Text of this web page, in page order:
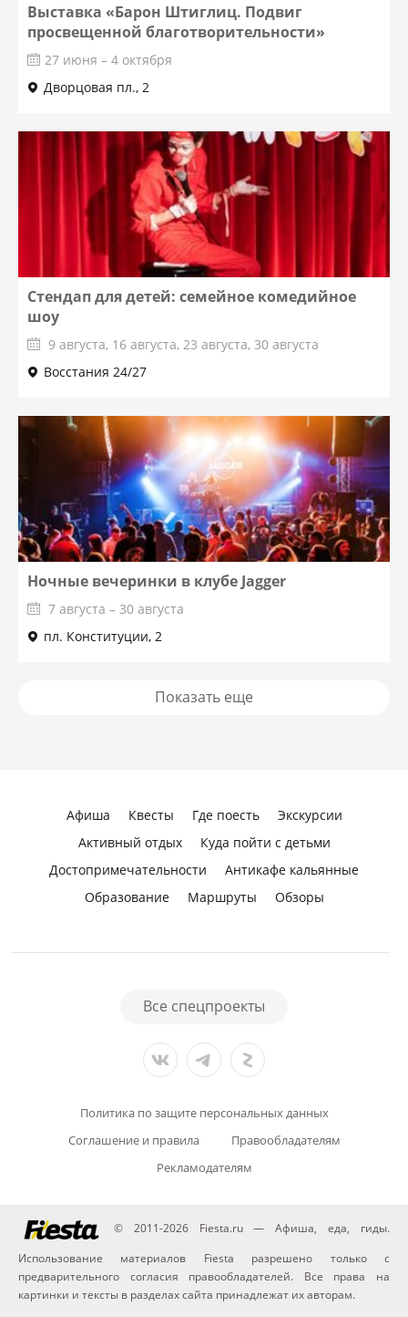
Выставка «Барон Штиглиц. Подвиг
просвещенной благотворительности»
27 июня – 4 октября
Дворцовая пл., 2
Стендап для детей: семейное комедийное
шоу
9 августа, 16 августа, 23 августа, 30 августа
Восстания 24/27
Ночные вечеринки в клубе Jagger
7 августа – 30 августа
пл. Конституции, 2
Показать еще
Афиша Квесты Где поесть
Экскурсии
Активный отдых
Куда пойти с детьми
Достопримечательности
Антикафе кальянные
Образование
Маршруты Обзоры
Все спецпроекты
Политика по защите персональных данных
Соглашение и правила
Правообладателям
Рекламодателям
© 2011-2026 Fiesta.ru — Афиша, еда, гиды.
Использование материалов Fiesta разрешено только с
предварительного согласия правообладателей. Все права на
картинки и тексты в разделах сайта принадлежат их авторам.